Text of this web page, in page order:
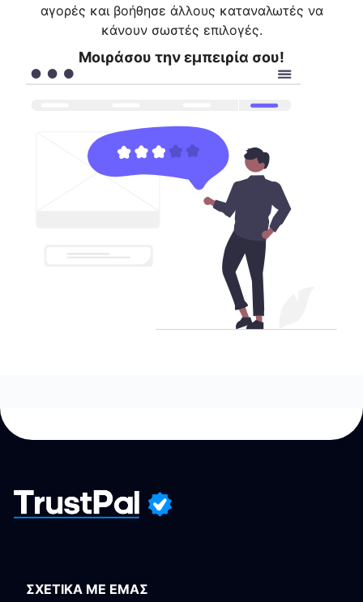
αγορές και βοήθησε άλλους καταναλωτές να
κάνουν σωστές επιλογές.
Μοιράσου την εμπειρία σου!
ΣΧΕΤΙΚΑ ΜΕ ΕΜΑΣ